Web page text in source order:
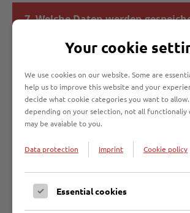
7. Welche Daten werden
Abfalltonnen ablehnen?
9. Was mache ich, wenn auf
Aufkleber falsche Angaben stehen?
Aufkleber. Was muss ich jetzt
Your cookie
We use cookies on our website. Some are
help us to improve this website and your
decide what cookie categories you want to
depending on your selection, not all functionaliy
may be avaiable to you.
Data protection Imprint Cookie policy
Essential cookies